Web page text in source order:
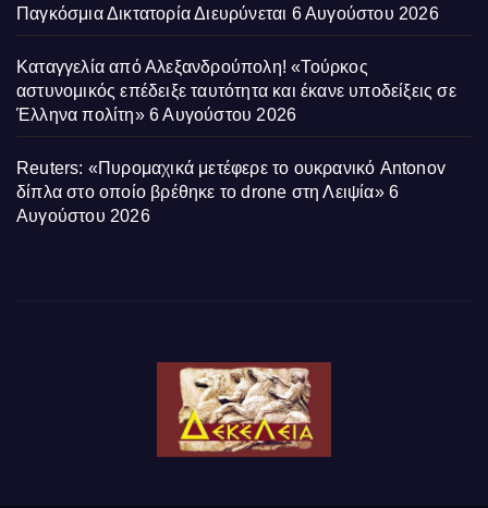
Παγκόσμια Δικτατορία Διευρύνεται 6 Αυγούστου 2026
Καταγγελία από Αλεξανδρούπολη! «Τούρκος
αστυνομικός επέδειξε ταυτότητα και έκανε υποδείξεις σε
Έλληνα πολίτη» 6 Αυγούστου 2026
Reuters: «Πυρομαχικά μετέφερε το ουκρανικό Antonov
δίπλα στο οποίο βρέθηκε το drone στη Λειψία» 6
Αυγούστου 2026